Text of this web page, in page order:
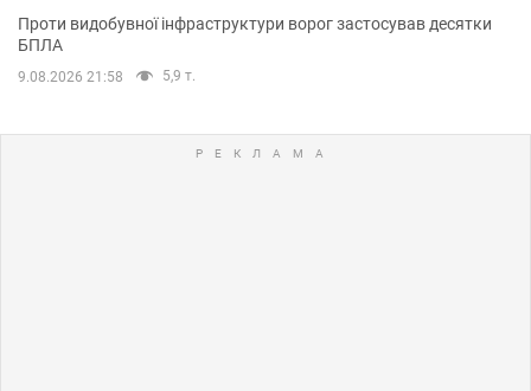
Проти видобувної інфраструктури ворог застосував десятки
БПЛА
9.08.2026 21:58 5,9 т.